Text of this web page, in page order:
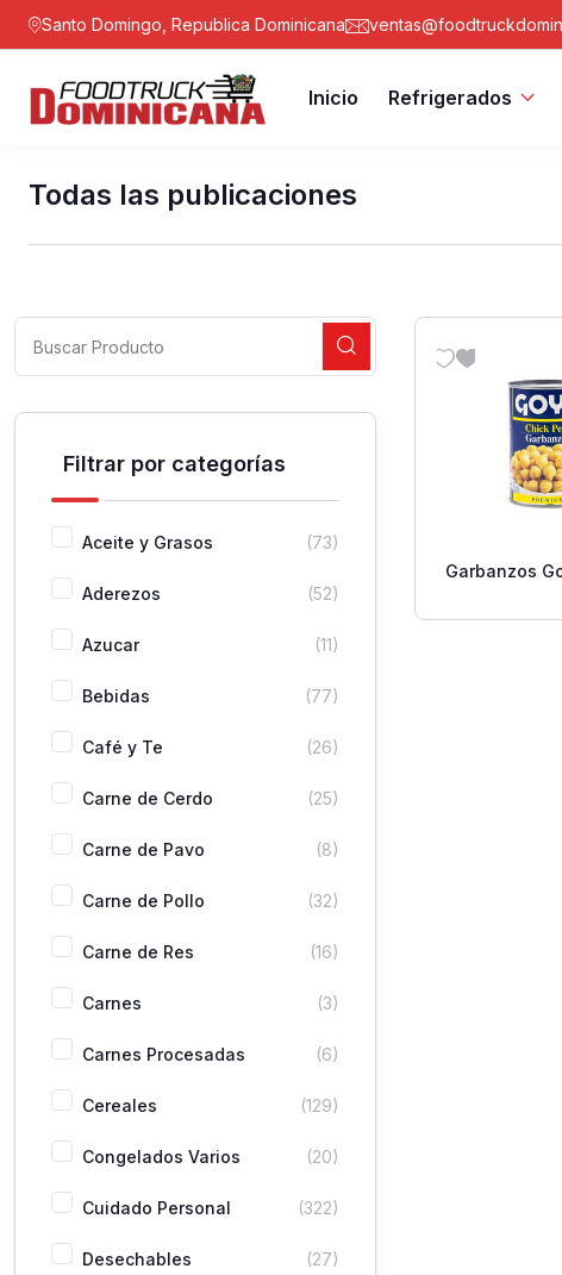
Santo Domingo, Republica Dominicana
Inicio Refrigerados
Todas las publicaciones
Filtrar por categorías
Aceite y Grasos (73)
Aderezos (52)
Azucar (11)
Bebidas (77)
Café y Te (26)
Carne de Cerdo (25)
Carne de Pavo (8)
Carne de Pollo (32)
Carne de Res (16)
Carnes (3)
Carnes Procesadas (6)
Cereales (129)
Congelados Varios (20)
Cuidado Personal (322)
Desechables (27)
Garbanzos